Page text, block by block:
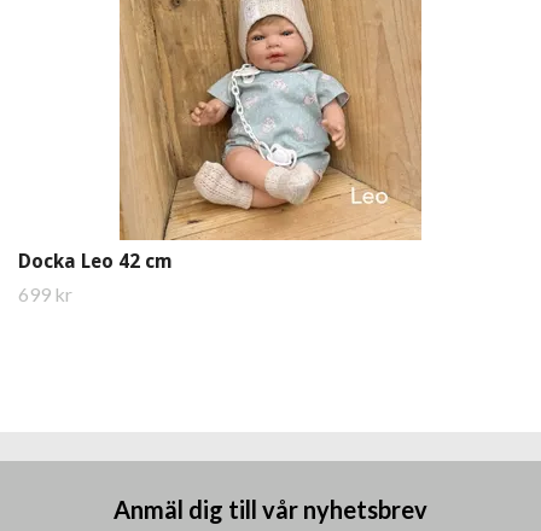
Docka Leo 42 cm
699 kr
Anmäl dig till vår nyhetsbrev